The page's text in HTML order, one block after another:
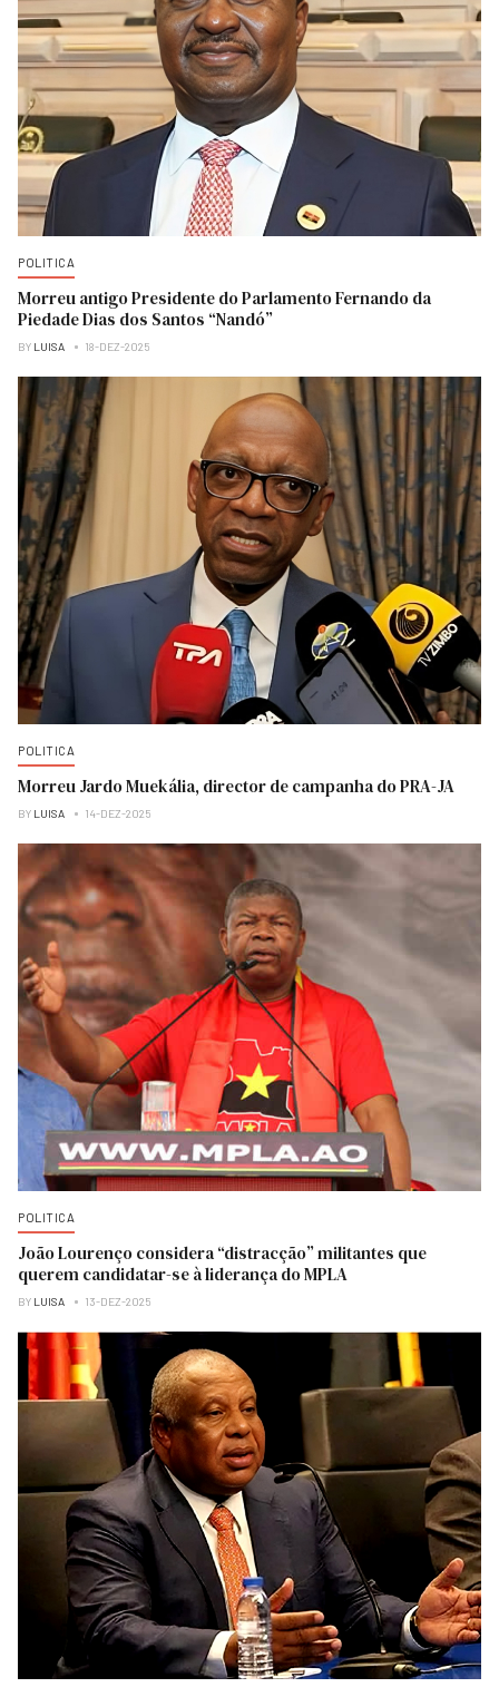
POLITICA
Morreu antigo Presidente do Parlamento Fernando da
Piedade Dias dos Santos “Nandó”
BY LUISA 18-DEZ-2025
POLITICA
Morreu Jardo Muekália, director de campanha do PRA-JA
BY LUISA 14-DEZ-2025
POLITICA
João Lourenço considera “distracção” militantes que
querem candidatar-se à liderança do MPLA
BY LUISA 13-DEZ-2025